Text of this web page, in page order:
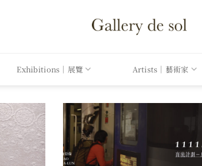
Exhibitions｜展覽 Artists｜藝術家